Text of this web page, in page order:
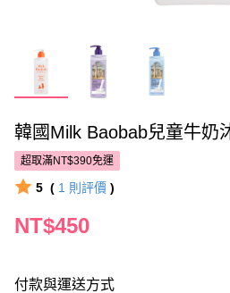
韓國Milk Baobab兒童牛奶
超取滿NT$390免運
5 ( 1 則評價 )
NT$450
付款與運送方式